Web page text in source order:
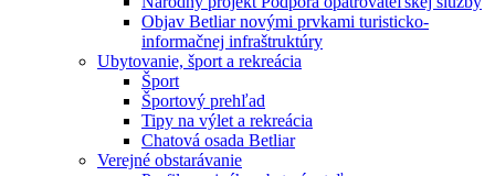
Objav Betliar novými prvkami turisticko-
informačnej infraštruktúry
Ubytovanie, šport a rekreácia
Šport
Športový prehľad
Tipy na výlet a rekreácia
Chatová osada Betliar
Verejné obstarávanie